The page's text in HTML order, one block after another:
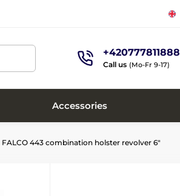
+420777811888
Call us (Mo-Fr 9-17)
Accessories
FALCO 443 combination holster revolver 6"